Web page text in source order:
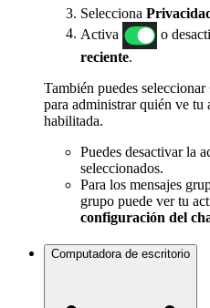
Selecciona
Activa
o
reciente.
También puedes seleccionar
para administrar quién ve tu
habilitada.
Puedes desactivar la
seleccionados.
Para los mensajes
grupo puede ver tu
configuración del
Computadora de escritorio